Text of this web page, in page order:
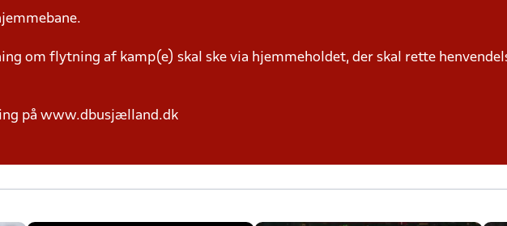
om flytning af kamp(e) skal ske via hjemmeholdet, der skal rette
på www.dbusjælland.dk